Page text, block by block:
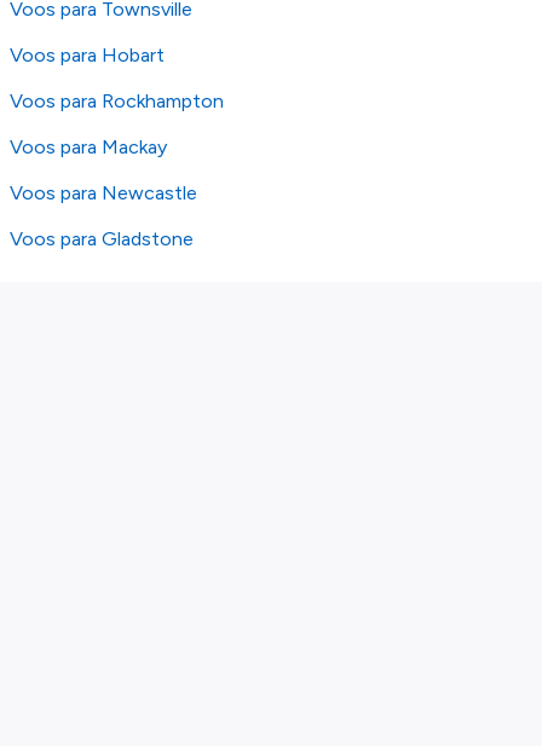
Voos para Townsville
Voos para Hobart
Voos para Rockhampton
Voos para Mackay
Voos para Newcastle
Voos para Gladstone